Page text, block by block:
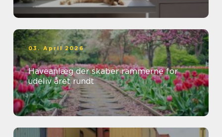
03. April 2026
Haveanlæg der skaber rammerne for
udeliv året rundt